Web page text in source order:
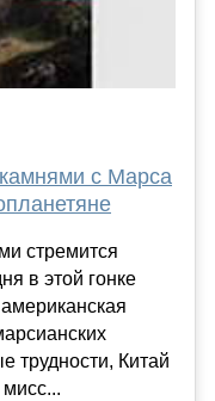
с Марса
стремится
в этой гонке
трудности, Китай